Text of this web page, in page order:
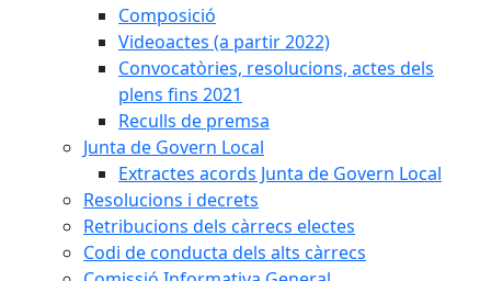
Composició
Videoactes (a partir 2022)
Convocatòries, resolucions, actes dels
plens fins 2021
Reculls de premsa
Junta de Govern Local
Extractes acords Junta de Govern Local
Resolucions i decrets
Retribucions dels càrrecs electes
Codi de conducta dels alts càrrecs